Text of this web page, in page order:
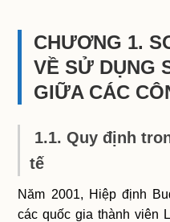
CHƯƠNG 1.
VỀ SỬ DỤNG
GIỮA CÁC
1.1. Quy định
tế
Năm 2001, Hiệp định
các quốc gia thành viên